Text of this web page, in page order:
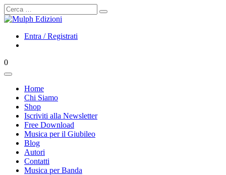
Cerca
Entra / Registrati
0
Home
Chi Siamo
Shop
Iscriviti alla Newsletter
Free Download
Musica per il Giubileo
Blog
Autori
Contatti
Musica per Banda